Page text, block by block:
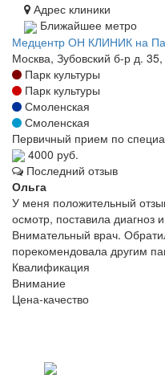
Адрес клиники
Ближайшее метро
Медцентр ОН КЛИНИК на
Москва, Зубовский б-р д. 35,
Парк культуры
Парк культуры
Смоленская
Смоленская
Первичный прием по
4000 руб.
Последний отзыв
Ольга
У меня положительный
осмотр, поставила диагноз
Внимательный врач.
порекомендовала другим
Квалификация
Внимание
Цена-качество